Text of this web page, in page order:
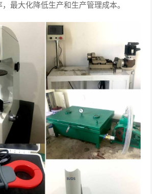
最大化降低生产和生产管理成本。